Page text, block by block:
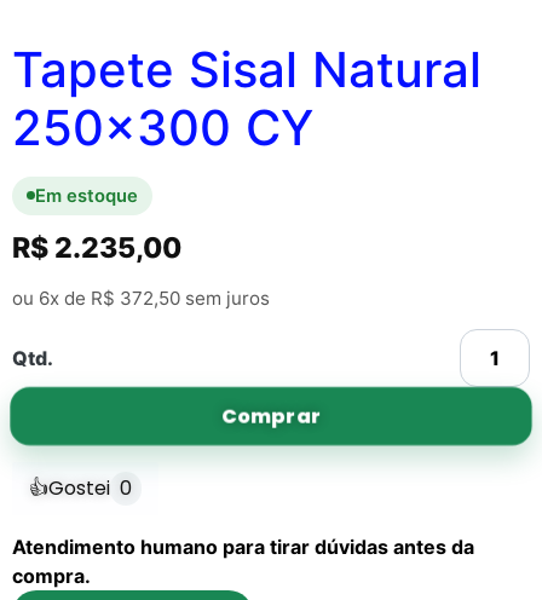
Tapete Sisal Natural
250×300 CY
Em estoque
R$ 2.235,00
ou 6x de R$ 372,50 sem juros
Qtd.
Comprar
👍Gostei 0
Atendimento humano para tirar dúvidas antes da
compra.